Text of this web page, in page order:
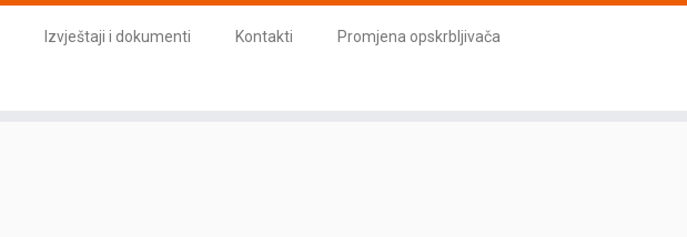
Izvještaji i dokumenti Kontakti Promjena opskrbljivača